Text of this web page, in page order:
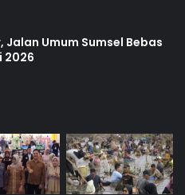
Umum Sumsel Bebas
2026